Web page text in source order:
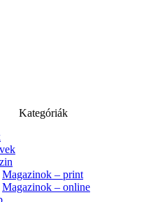
Kategóriák
Magazinok – print
Magazinok – online